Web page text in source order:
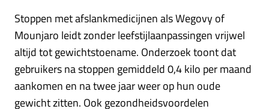
Stoppen met afslankmedicijnen als Wegovy of
Mounjaro leidt zonder leefstijlaanpassingen vrijwel
altijd tot gewichtstoename. Onderzoek toont dat
gebruikers na stoppen gemiddeld 0,4 kilo per maand
aankomen en na twee jaar weer op hun oude
gewicht zitten. Ook gezondheidsvoordelen